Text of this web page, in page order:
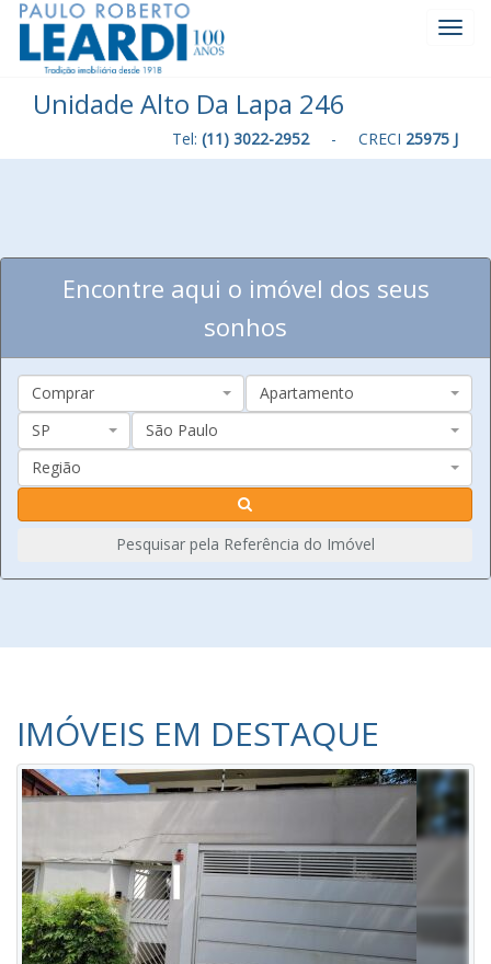
Unidade Alto Da Lapa 246
Tel: (11) 3022-2952- CRECI 25975 J
Encontre aqui o imóvel dos seus
sonhos
Comprar
Apartamento
SP
São Paulo
Região
Pesquisar pela Referência do Imóvel
IMÓVEIS EM DESTAQUE